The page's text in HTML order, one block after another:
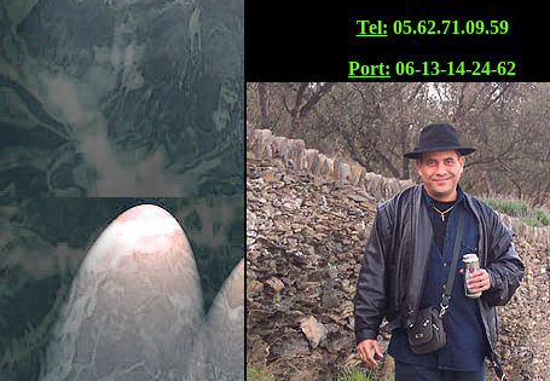
Tel: 05.62.71.09.59
Port: 06-13-14-24-62